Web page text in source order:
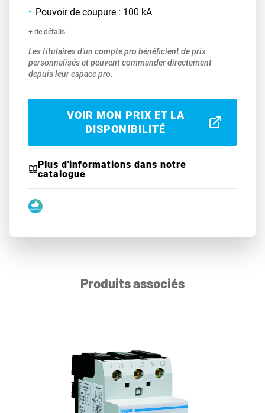
Pouvoir de coupure : 100 kA
+ de détails
Les titulaires d'un compte pro bénéficient de prix
personnalisés et peuvent commander directement
depuis leur espace pro.
VOIR MON PRIX ET LA
DISPONIBILITÉ
Plus d'informations dans notre
catalogue
Produits associés